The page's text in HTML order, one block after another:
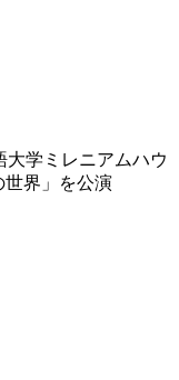
大学ミレニアムハウ
世界」を公演